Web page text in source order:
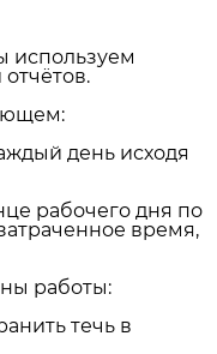
используем
день исходя
рабочего дня по
время,
работы:
течь в